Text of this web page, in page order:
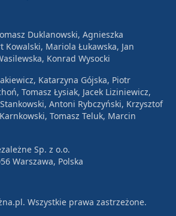
Duklanowski, Agnieszka
Kowalski, Mariola Łukawska, Jan
Konrad Wysocki
Katarzyna Gójska, Piotr
Tomasz Łysiak, Jacek Liziniewicz,
Antoni Rybczyński, Krzysztof
Tomasz Teluk, Marcin
Sp. z o.o.
Warszawa, Polska
Wszystkie prawa zastrzeżone.